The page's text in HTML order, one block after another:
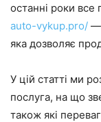
останні роки все
auto-vykup.pro/ —
яка дозволяє
У цій статті ми
послуга, на що
також які